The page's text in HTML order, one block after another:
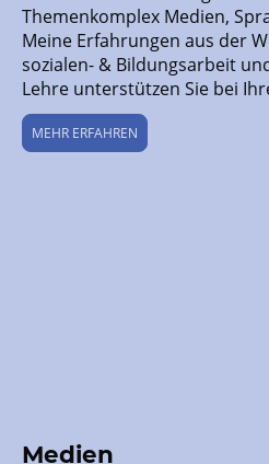
Themenkomplex Medien,
Meine Erfahrungen aus der
sozialen- & Bildungsarbeit
Lehre unterstützen Sie bei
MEHR ERFAHREN
Medien